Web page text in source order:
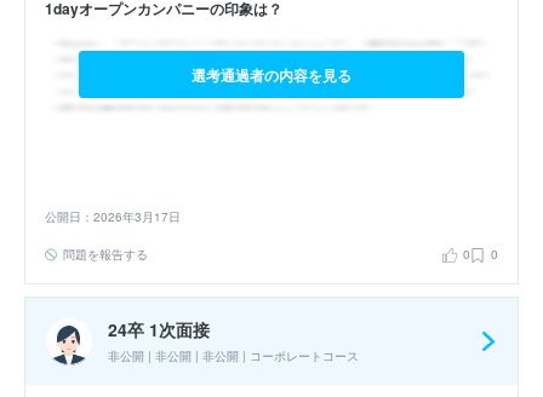
1dayオープンカンパニーの印象は？
選考通過者の内容を見る
公開日：2026年3月17日
問題を報告する 0 0
24卒 1次面接
非公開 | 非公開 | 非公開 | コーポレートコース